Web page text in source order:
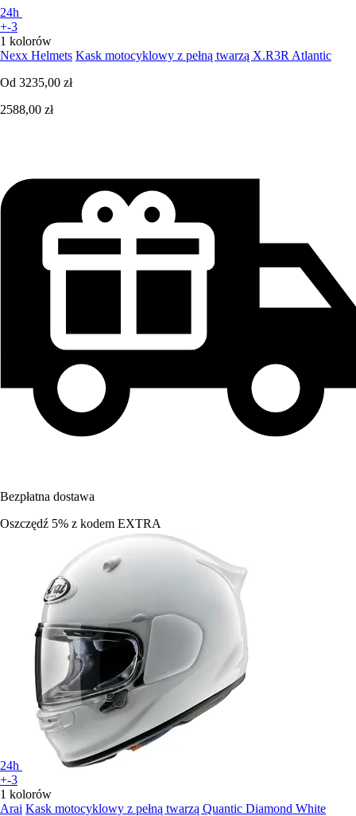
24h
+-3
1 kolorów
Nexx Helmets Kask motocyklowy z pełną twarzą X.R3R Atlantic
Od 3235,00 zł
2588,00 zł
Bezpłatna dostawa
Oszczędź 5% z kodem EXTRA
24h
+-3
1 kolorów
Arai Kask motocyklowy z pełną twarzą Quantic Diamond White